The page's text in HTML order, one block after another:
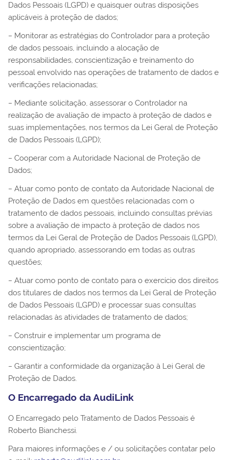
Dados Pessoais (LGPD) e quaisquer outras disposições
aplicáveis à proteção de dados;
− Monitorar as estratégias do Controlador para a proteção
de dados pessoais, incluindo a alocação de
responsabilidades, conscientização e treinamento do
pessoal envolvido nas operações de tratamento de dados e
verificações relacionadas;
− Mediante solicitação, assessorar o Controlador na
realização de avaliação de impacto à proteção de dados e
suas implementações, nos termos da Lei Geral de Proteção
de Dados Pessoais (LGPD);
− Cooperar com a Autoridade Nacional de Proteção de
Dados;
− Atuar como ponto de contato da Autoridade Nacional de
Proteção de Dados em questões relacionadas com o
tratamento de dados pessoais, incluindo consultas prévias
sobre a avaliação de impacto à proteção de dados nos
termos da Lei Geral de Proteção de Dados Pessoais (LGPD),
quando apropriado, assessorando em todas as outras
questões;
− Atuar como ponto de contato para o exercício dos direitos
dos titulares de dados nos termos da Lei Geral de Proteção
de Dados Pessoais (LGPD) e processar suas consultas
relacionadas às atividades de tratamento de dados;
− Construir e implementar um programa de
conscientização;
− Garantir a conformidade da organização à Lei Geral de
Proteção de Dados.
O Encarregado da AudiLink
O Encarregado pelo Tratamento de Dados Pessoais é
Roberto Bianchessi.
Para maiores informações e / ou solicitações contatar pelo